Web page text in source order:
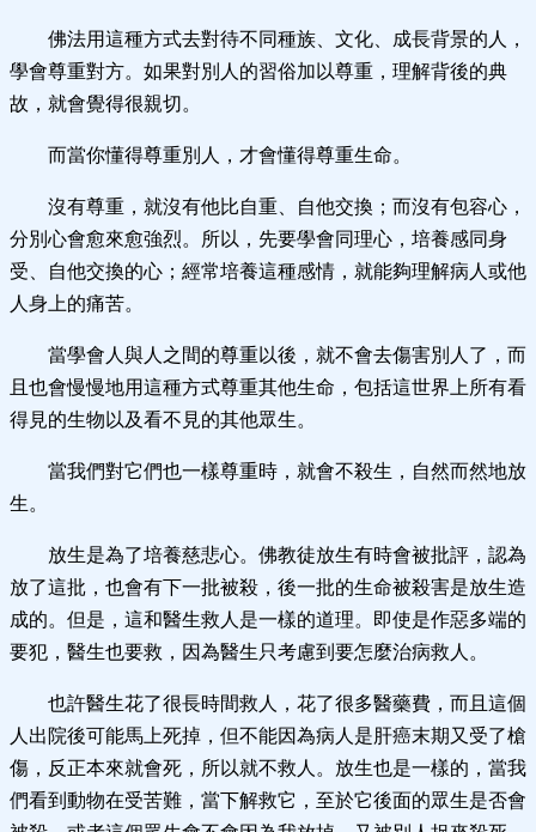
佛法用這種方式去對待不同種族、文化、成長背景的人，
學會尊重對方。如果對別人的習俗加以尊重，理解背後的典
故，就會覺得很親切。
而當你懂得尊重別人，才會懂得尊重生命。
沒有尊重，就沒有他比自重、自他交換；而沒有包容心，
分別心會愈來愈強烈。所以，先要學會同理心，培養感同身
受、自他交換的心；經常培養這種感情，就能夠理解病人或他
人身上的痛苦。
當學會人與人之間的尊重以後，就不會去傷害別人了，而
且也會慢慢地用這種方式尊重其他生命，包括這世界上所有看
得見的生物以及看不見的其他眾生。
當我們對它們也一樣尊重時，就會不殺生，自然而然地放
生。
放生是為了培養慈悲心。佛教徒放生有時會被批評，認為
放了這批，也會有下一批被殺，後一批的生命被殺害是放生造
成的。但是，這和醫生救人是一樣的道理。即使是作惡多端的
要犯，醫生也要救，因為醫生只考慮到要怎麼治病救人。
也許醫生花了很長時間救人，花了很多醫藥費，而且這個
人出院後可能馬上死掉，但不能因為病人是肝癌末期又受了槍
傷，反正本來就會死，所以就不救人。放生也是一樣的，當我
們看到動物在受苦難，當下解救它，至於它後面的眾生是否會